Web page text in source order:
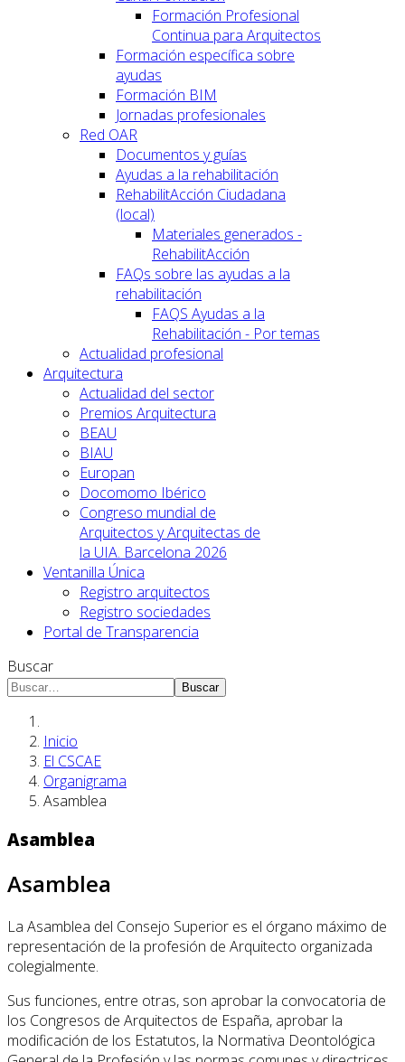
Formación Profesional
Continua para Arquitectos
Formación específica sobre
ayudas
Formación BIM
Jornadas profesionales
Red OAR
Documentos y guías
Ayudas a la rehabilitación
RehabilitAcción Ciudadana
(local)
Materiales generados -
RehabilitAcción
FAQs sobre las ayudas a la
rehabilitación
FAQS Ayudas a la
Rehabilitación - Por temas
Actualidad profesional
Arquitectura
Actualidad del sector
Premios Arquitectura
BEAU
BIAU
Europan
Docomomo Ibérico
Congreso mundial de
Arquitectos y Arquitectas de
la UIA. Barcelona 2026
Ventanilla Única
Registro arquitectos
Registro sociedades
Portal de Transparencia
Buscar
Buscar
Inicio
El CSCAE
Organigrama
Asamblea
Asamblea
Asamblea
La Asamblea del Consejo Superior es el órgano máximo de
representación de la profesión de Arquitecto organizada
colegialmente.
Sus funciones, entre otras, son aprobar la convocatoria de
los Congresos de Arquitectos de España, aprobar la
modificación de los Estatutos, la Normativa Deontológica